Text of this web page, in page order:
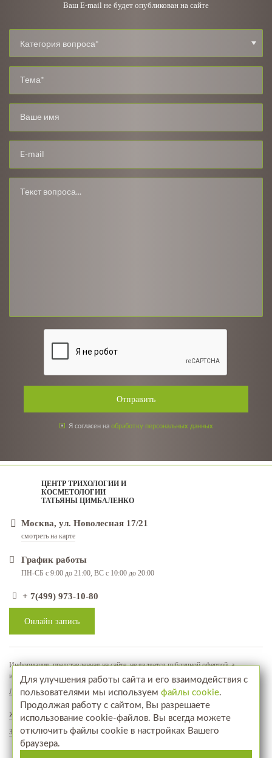
Ваш E-mail не будет опубликован на сайте
Категория вопроса*
Отправить
Я согласен на обработку персональных данных
ЦЕНТР ТРИХОЛОГИИ И
КОСМЕТОЛОГИИ
ТАТЬЯНЫ ЦИМБАЛЕНКО
Москва, ул. Новолесная 17/21
смотреть на карте
График работы
ПН-СБ с 9:00 до 21:00, ВС с 10:00 до 20:00
+ 7(499) 973-10-80
Онлайн запись
Информация, представленная на сайте, не является публичной офертой, а
используется в качестве рекламно-информационных материалов
Лицензия № ЛО-77-01-018071
Жалобы и предложения
Запись на прием
Для улучшения работы сайта и его взаимодействия с
пользователями мы используем файлы cookie.
Продолжая работу с сайтом, Вы разрешаете
использование cookie-файлов. Вы всегда можете
отключить файлы cookie в настройках Вашего
браузера.